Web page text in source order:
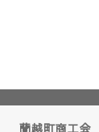
蘭越町商工会